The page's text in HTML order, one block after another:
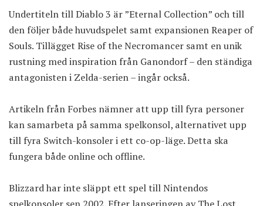
Undertiteln till Diablo 3 är ”Eternal Collection” och till
den följer både huvudspelet samt expansionen Reaper of
Souls. Tillägget Rise of the Necromancer samt en unik
rustning med inspiration från Ganondorf – den ständiga
antagonisten i Zelda-serien – ingår också.
Artikeln från Forbes nämner att upp till fyra personer
kan samarbeta på samma spelkonsol, alternativet upp
till fyra Switch-konsoler i ett co-op-läge. Detta ska
fungera både online och offline.
Blizzard har inte släppt ett spel till Nintendos